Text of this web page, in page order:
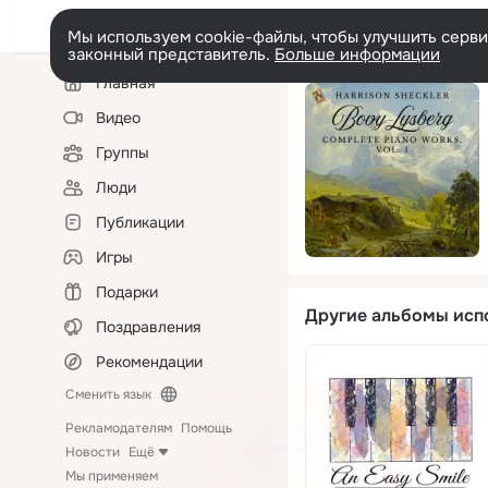
Мы используем cookie-файлы, чтобы улучшить
законный представитель. Больше информации
Левая
колонкаГлавная
Видео
Группы
Люди
Публикации
Игры
Подарки
Поздравления
Рекомендации
Сменить язык
Рекламодателям Помощь
Новости Ещё
Мы применяем
Другие альбомы